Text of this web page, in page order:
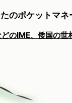
のポケットマネ
のIME、倭国の世